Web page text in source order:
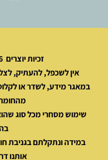
זכיות יוצרים 2026 לייק לקרוא
אין לשכפל, להעתיק,
במאגר מידע, לשדר או
שימוש מסחרי מכל סוג
במידה ונתקלתם בגניבת
אותנו